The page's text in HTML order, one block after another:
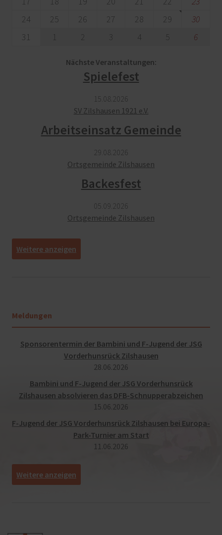
24
25 26 27 28 29
30
31
1 2 3 4 5 6
Nächste Veranstaltungen:
Spielefest
15.​08.​2026
SV Zilshausen 1921 e.V.
Arbeitseinsatz Gemeinde
29.​08.​2026
Ortsgemeinde Zilshausen
Backesfest
05.​09.​2026
Ortsgemeinde Zilshausen
Meldungen
Sponsorentermin der Bambini und F-Jugend der JSG
Vorderhunsrück Zilshausen
28.​06.​2026
Bambini und F-Jugend der JSG Vorderhunsrück
Zilshausen absolvieren das DFB-Schnupperabzeichen
15.​06.​2026
F-Jugend der JSG Vorderhunsrück Zilshausen bei Europa-
Park-Turnier am Start
11.​06.​2026